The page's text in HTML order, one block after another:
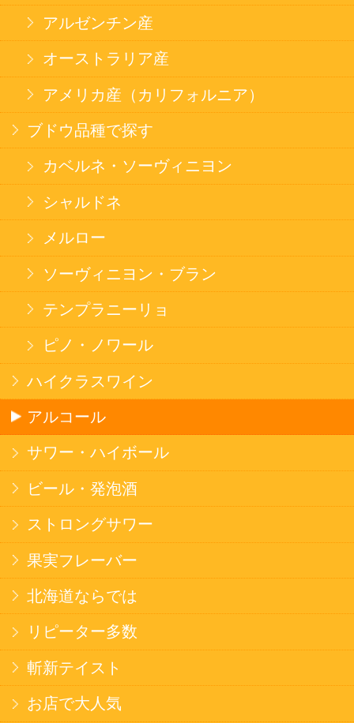
オンライン専用お問い合わせ
新規ご利用登録
セイコーマートHOME
当サイトについて
個人情報保護方針
20歳未満の方の酒類の購入や、飲酒は法律で禁
法令に従って、20歳未満の方への酒類のご注文
また、酒類を受取に来られた方が20歳未満の場
合は、酒類のお渡しをお断りしております。
表示：スマートフォン｜
このサイトは、企業の実在証明と通信の暗号化
のため、サイバートラストのサーバ証明書を導
入しています。
Trusted Webシールをクリックして、検証結果を
ご確認いただけます。